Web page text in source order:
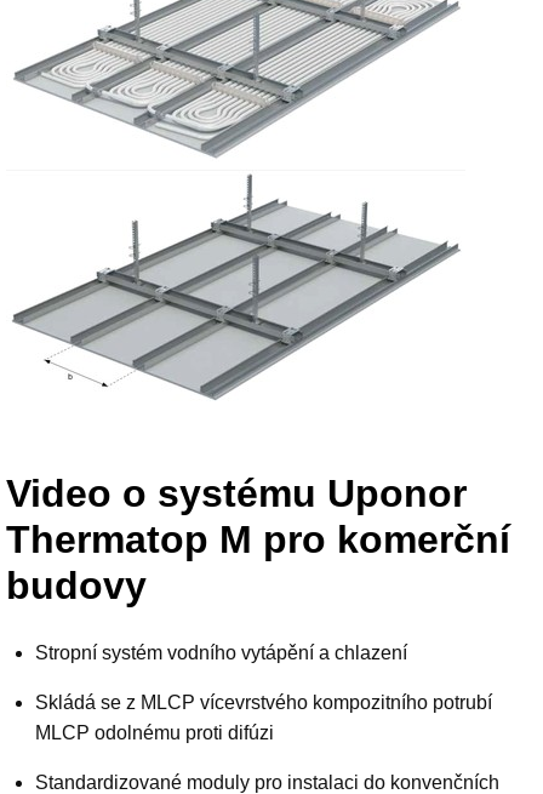
Video o systému Uponor
Thermatop M pro komerční
budovy
Stropní systém vodního vytápění a chlazení
Skládá se z MLCP vícevrstvého kompozitního potrubí
MLCP odolnému proti difúzi
Standardizované moduly pro instalaci do konvenčních